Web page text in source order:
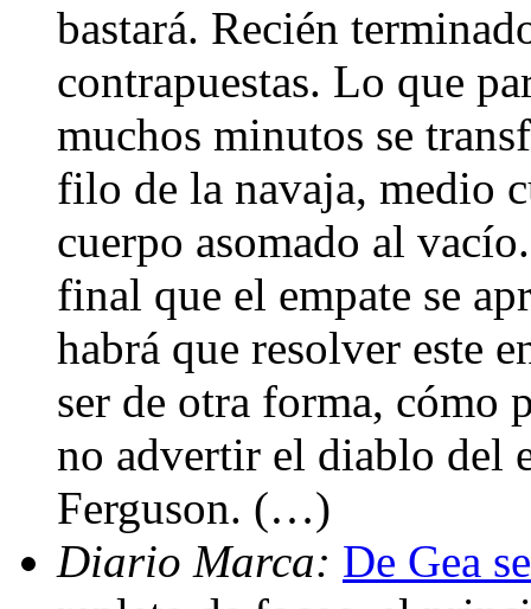
bastará. Recién
contrapuestas. Lo que
muchos minutos se
filo de la navaja, medio
cuerpo asomado al
final que el empate se
habrá que resolver este
ser de otra forma, cómo
no advertir el diablo del
Ferguson. (…)
Diario Marca: De Gea